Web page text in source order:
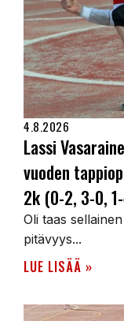
4.8.2026
Lassi
vuoden
2k (0-2, 3-0,
Oli taas
pitävyys...
LUE LISÄÄ »